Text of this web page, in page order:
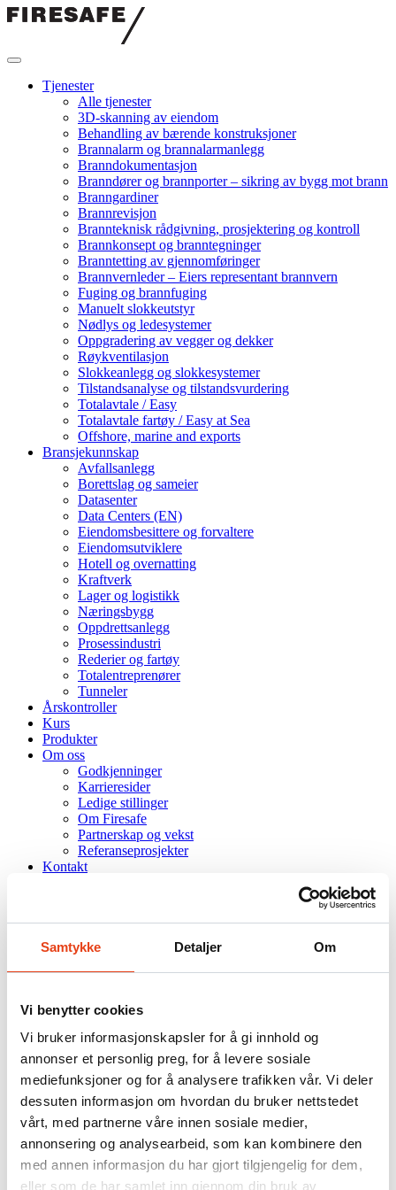
Samtykke Detaljer Om
Vi benytter cookies
Vi bruker informasjonskapsler for å gi innhold og
annonser et personlig preg, for å levere sosiale
mediefunksjoner og for å analysere trafikken vår. Vi deler
dessuten informasjon om hvordan du bruker nettstedet
vårt, med partnerne våre innen sosiale medier,
annonsering og analysearbeid, som kan kombinere den
med annen informasjon du har gjort tilgjengelig for dem,
eller som de har samlet inn gjennom din bruk av
Hopp
Firesafe
Tjenester
Alle tjenester
3D-skanning av eiendom
Behandling av bærende konstruksjoner
Brannalarm og brannalarmanlegg
Branndokumentasjon
Branndører og brannporter – sikring av bygg mot brann
Branngardiner
Brannrevisjon
Brannteknisk rådgivning, prosjektering og kontroll
Brannkonsept og branntegninger
Branntetting av gjennomføringer
Brannvernleder – Eiers representant brannvern
Fuging og brannfuging
Manuelt slokkeutstyr
Nødlys og ledesystemer
Oppgradering av vegger og dekker
Røykventilasjon
Slokkeanlegg og slokkesystemer
Tilstandsanalyse og tilstandsvurdering
Totalavtale / Easy
Totalavtale fartøy / Easy at Sea
Offshore, marine and exports
Bransjekunnskap
Avfallsanlegg
Borettslag og sameier
Datasenter
Data Centers (EN)
Eiendomsbesittere og forvaltere
Eiendomsutviklere
Hotell og overnatting
Kraftverk
Lager og logistikk
Næringsbygg
Oppdrettsanlegg
Prosessindustri
Rederier og fartøy
Totalentreprenører
Tunneler
Årskontroller
Kurs
Produkter
Om oss
Godkjenninger
Karrieresider
Ledige stillinger
Om Firesafe
Partnerskap og vekst
Referanseprosjekter
Kontakt
DK
FI
Firesafe/
Artikler
Firesafe Energy er tildelt
kontrakt på Johan Castberg
FPSO Topside